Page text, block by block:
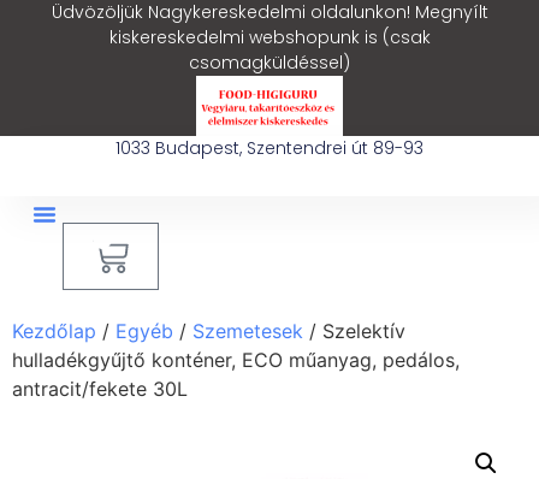
Üdvözöljük Nagykereskedelmi oldalunkon! Megnyílt
kiskereskedelmi webshopunk is (csak
csomagküldéssel)
1033 Budapest, Szentendrei út 89-93
Kezdőlap / Egyéb / Szemetesek / Szelektív
hulladékgyűjtő konténer, ECO műanyag, pedálos,
antracit/fekete 30L